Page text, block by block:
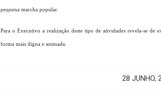
pequena marcha popular.
Para o Executivo a realização deste tipo de atividades revela-se
forma mais digna e animada.
28 JUNHO,